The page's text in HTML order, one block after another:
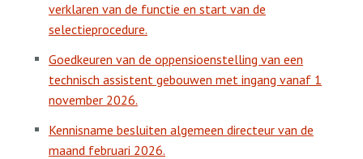
verklaren van de functie en start van de
selectieprocedure.
Goedkeuren van de oppensioenstelling van een
technisch assistent gebouwen met ingang vanaf 1
november 2026.
Kennisname besluiten algemeen directeur van de
maand februari 2026.